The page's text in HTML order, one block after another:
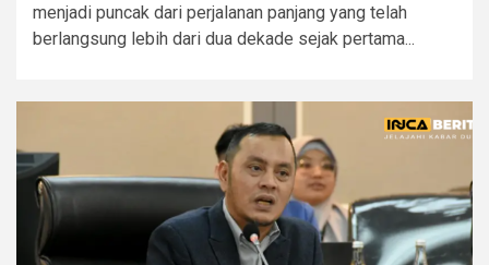
menjadi puncak dari perjalanan panjang yang telah
berlangsung lebih dari dua dekade sejak pertama...